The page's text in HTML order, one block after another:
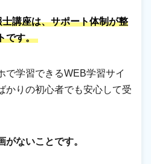
講座は、サポート体制が整
です。
で学習できるWEB学習サイ
かりの初心者でも安心して受
がないことです。